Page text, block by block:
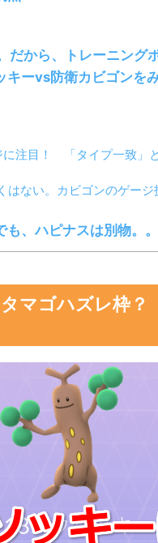
から、トレーニング
キーvs防衛カビゴンを
注目！ 「タイプ一致」
ない。カビゴンのゲージ
、ハピナスは別物。。
マゴハズレ枠